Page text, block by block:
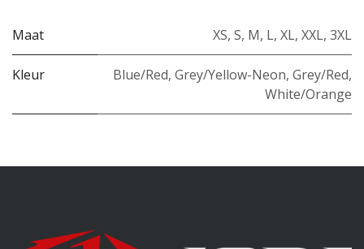
Maat XS, S, M, L, XL, XXL, 3XL
Kleur Blue/Red, Grey/Yellow-Neon, Grey/Red,
White/Orange